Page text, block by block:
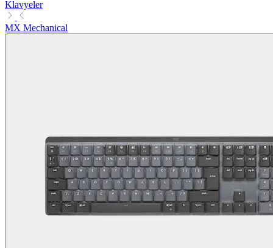
Klavyeler
MX Mechanical